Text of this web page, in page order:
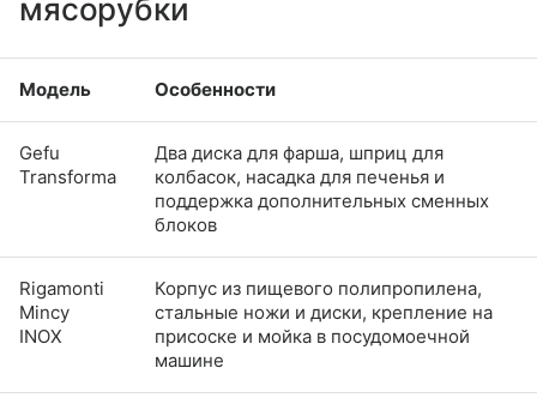
мясорубки
Модель Особенности
Gefu
Transforma
Два диска для фарша, шприц для
колбасок, насадка для печенья и
поддержка дополнительных сменных
блоков
Rigamonti
Mincy
INOX
Корпус из пищевого полипропилена,
стальные ножи и диски, крепление на
присоске и мойка в посудомоечной
машине